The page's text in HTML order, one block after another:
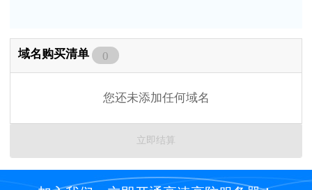
域名购买清单 0
您还未添加任何域名
立即结算